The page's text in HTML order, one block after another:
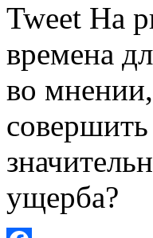
Tweet На
времена
во
ущерба?